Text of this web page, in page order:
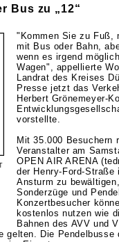
Bus zu „12“
"Kommen Sie zu Fuß,
mit Bus oder Bahn,
wenn es irgend
Wagen", appellierte
Landrat des Kreises
Presse jetzt das
Herbert Grönemeyer-
vorstellte.
Mit 35.000 Besuchern
Veranstalter am
OPEN AIR ARENA
der Henry-Ford-Straße
Ansturm zu
Sonderzüge und
Konzertbesucher
kostenlos nutzen wie
Bahnen des AVV und
gelten. Die Pendelbusse